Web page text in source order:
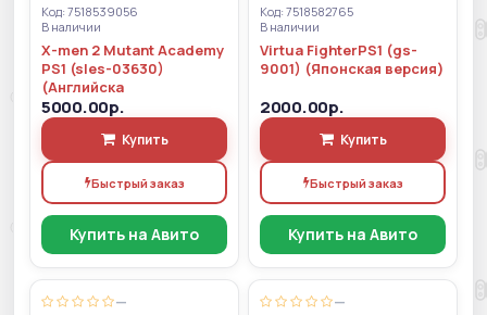
Код: 7518539056
В наличии
X-men 2 Mutant Academy
PS1 (sles-03630)
(Английска
5000.00р.
Купить
Быстрый заказ
Купить на Авито
Код: 7518582765
В наличии
Virtua FighterPS1 (gs-
9001) (Японская версия)
2000.00р.
Купить
Быстрый заказ
Купить на Авито
— —